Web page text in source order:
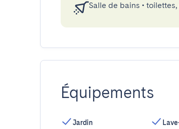
Salle de bains •
Équipements
Jardin